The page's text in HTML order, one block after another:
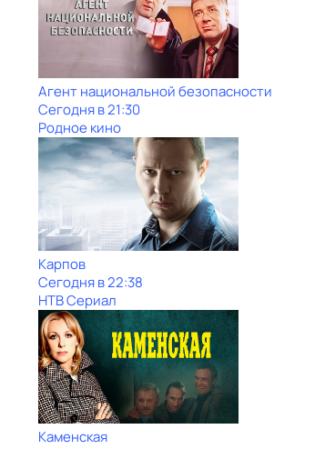
Агент национальной безопасности
Сегодня в 21:30
Родное кино
Карпов
Сегодня в 22:38
НТВ Сериал
Каменская